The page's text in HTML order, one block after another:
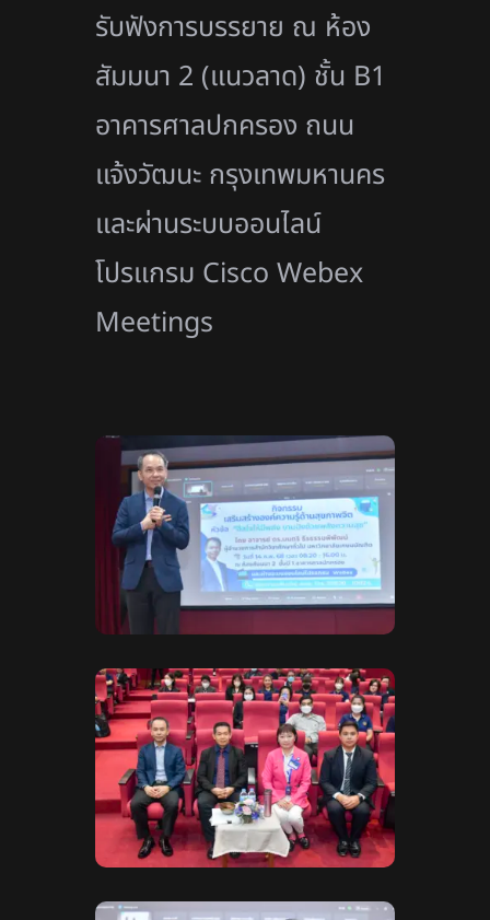
รับฟังการบรรยาย ณ ห้อง
สัมมนา 2 (แนวลาด) ชั้น B1
อาคารศาลปกครอง ถนน
แจ้งวัฒนะ กรุงเทพมหานคร
และผ่านระบบออนไลน์
โปรแกรม Cisco Webex
Meetings